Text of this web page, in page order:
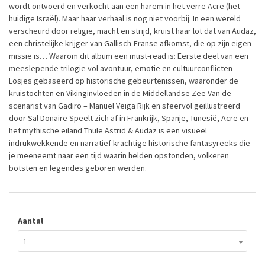
wordt ontvoerd en verkocht aan een harem in het verre Acre (het
huidige Israël). Maar haar verhaal is nog niet voorbij. In een wereld
verscheurd door religie, macht en strijd, kruist haar lot dat van Audaz,
een christelijke krijger van Gallisch-Franse afkomst, die op zijn eigen
missie is… Waarom dit album een must-read is: Eerste deel van een
meeslepende trilogie vol avontuur, emotie en cultuurconflicten
Losjes gebaseerd op historische gebeurtenissen, waaronder de
kruistochten en Vikinginvloeden in de Middellandse Zee Van de
scenarist van Gadiro – Manuel Veiga Rijk en sfeervol geïllustreerd
door Sal Donaire Speelt zich af in Frankrijk, Spanje, Tunesië, Acre en
het mythische eiland Thule Astrid & Audaz is een visueel
indrukwekkende en narratief krachtige historische fantasyreeks die
je meeneemt naar een tijd waarin helden opstonden, volkeren
botsten en legendes geboren werden.
Aantal
1